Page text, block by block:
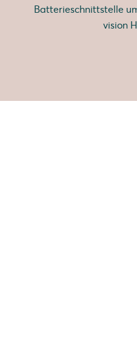
Batterieschnittstelle
vision